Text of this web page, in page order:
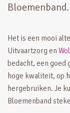
Het is een mooi
Uitvaartzorg en
bedacht, een goed
hoge kwaliteit, op
hergebruiken. Je
Bloemenband